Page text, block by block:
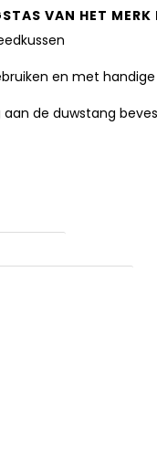
VAN HET
en met
aan de duwstang